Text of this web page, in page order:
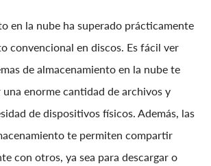
en la nube ha superado prácticamente
convencional en discos. Es fácil ver
de almacenamiento en la nube te
enorme cantidad de archivos y
de dispositivos físicos. Además, las
te permiten compartir
con otros, ya sea para descargar o